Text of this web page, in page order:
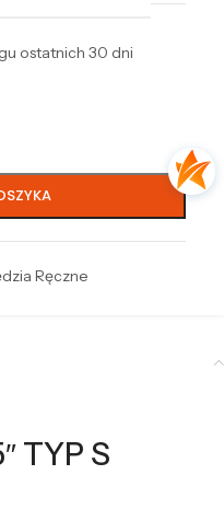
ostatnich 30 dni
Ręczne
TYP S